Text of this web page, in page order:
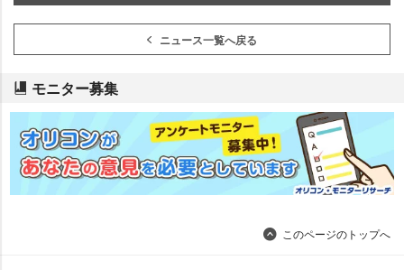
ニュース一覧へ戻る
モニター募集
このページのトップへ